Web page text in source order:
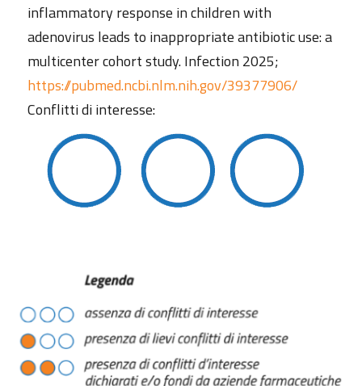
inflammatory response in children with
adenovirus leads to inappropriate antibiotic use: a
multicenter cohort study. Infection 2025;
https://pubmed.ncbi.nlm.nih.gov/39377906/
Conflitti di interesse: